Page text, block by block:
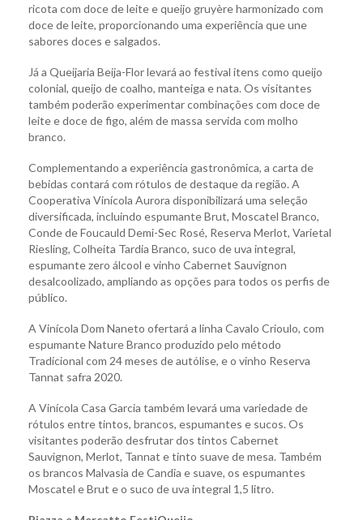
ricota com doce de leite e queijo gruyère harmonizado com
doce de leite, proporcionando uma experiência que une
sabores doces e salgados.
Já a Queijaria Beija-Flor levará ao festival itens como queijo
colonial, queijo de coalho, manteiga e nata. Os visitantes
também poderão experimentar combinações com doce de
leite e doce de figo, além de massa servida com molho
branco.
Complementando a experiência gastronômica, a carta de
bebidas contará com rótulos de destaque da região. A
Cooperativa Vinícola Aurora disponibilizará uma seleção
diversificada, incluindo espumante Brut, Moscatel Branco,
Conde de Foucauld Demi-Sec Rosé, Reserva Merlot, Varietal
Riesling, Colheita Tardia Branco, suco de uva integral,
espumante zero álcool e vinho Cabernet Sauvignon
desalcoolizado, ampliando as opções para todos os perfis de
público.
A Vinícola Dom Naneto ofertará a linha Cavalo Crioulo, com
espumante Nature Branco produzido pelo método
Tradicional com 24 meses de autólise, e o vinho Reserva
Tannat safra 2020.
A Vinícola Casa Garcia também levará uma variedade de
rótulos entre tintos, brancos, espumantes e sucos. Os
visitantes poderão desfrutar dos tintos Cabernet
Sauvignon, Merlot, Tannat e tinto suave de mesa. Também
os brancos Malvasia de Candia e suave, os espumantes
Moscatel e Brut e o suco de uva integral 1,5 litro.